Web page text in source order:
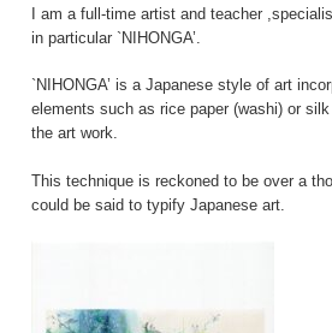
I am a full-time artist and teacher
in particular `NIHONGA’.
`NIHONGA’ is a Japanese style of art
elements such as rice paper (washi) or
the art work.
This technique is reckoned to be over a
could be said to typify Japanese art.